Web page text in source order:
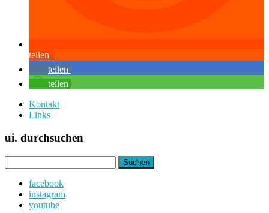
teilen
teilen
teilen
Kontakt
Links
ui. durchsuchen
nach:
facebook
instagram
youtube